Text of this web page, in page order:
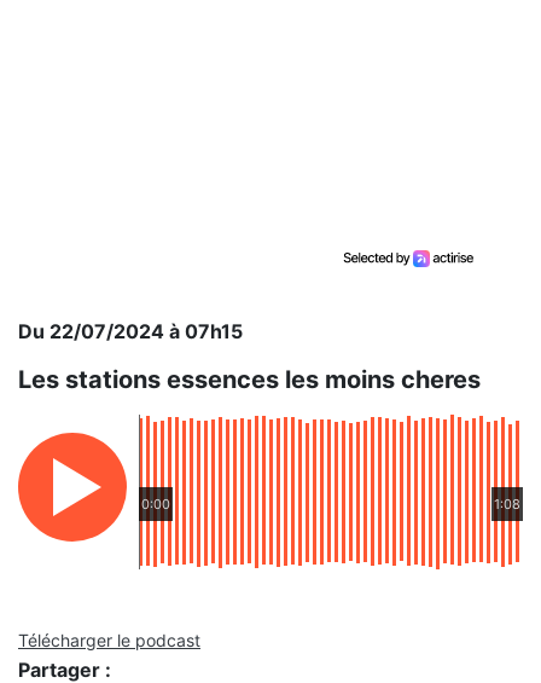
Du 22/07/2024 à 07h15
Les stations essences les moins cheres
0:00 1:08
Télécharger le podcast
Partager :